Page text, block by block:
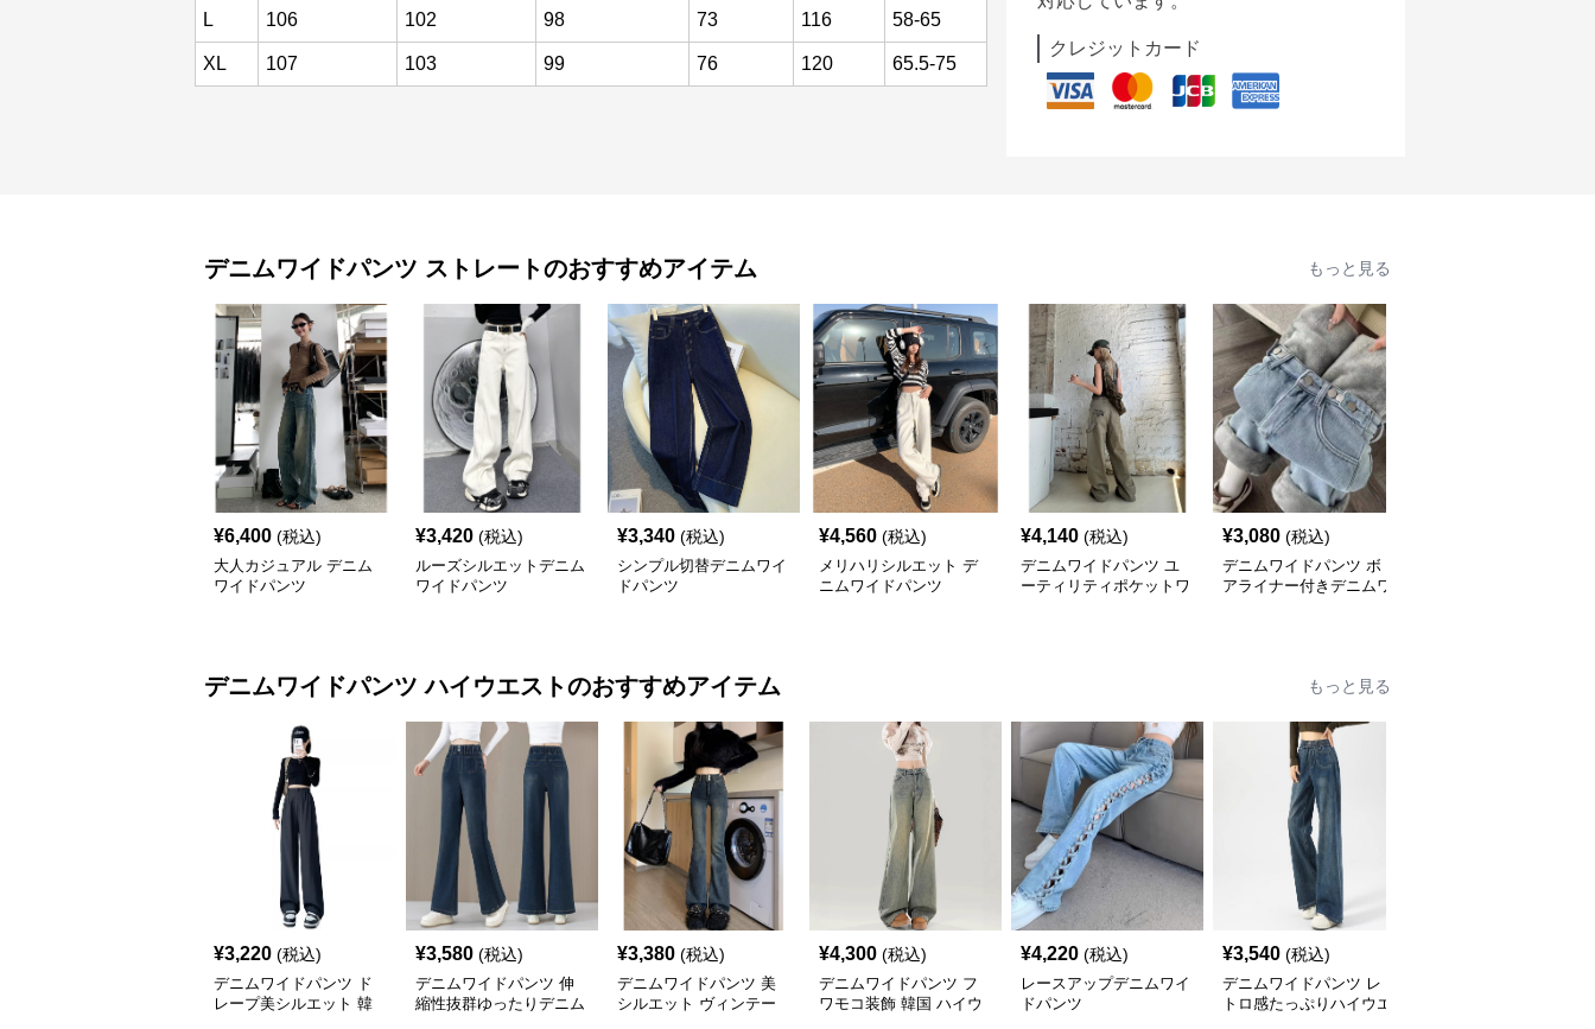
L 106 102 98 73 116 58-65
XL 107 103 99 76 120 65.5-75
クレジットカード
デニムワイドパンツ ストレートのおすすめアイテム もっと見る
¥6,400 (税込)
大人カジュアル デニム
ワイドパンツ
¥3,420 (税込)
ルーズシルエットデニム
ワイドパンツ
¥3,340 (税込)
シンプル切替デニムワイ
ドパンツ
¥4,560 (税込)
メリハリシルエット デ
ニムワイドパンツ
¥4,140 (税込)
デニムワイドパンツ ユ
ーティリティポケットワ
¥3,080 (税込)
デニムワイドパンツ ボ
アライナー付きデニムワ
デニムワイドパンツ ハイウエストのおすすめアイテム もっと見る
¥3,220 (税込)
デニムワイドパンツ ド
レープ美シルエット 韓
¥3,580 (税込)
デニムワイドパンツ 伸
縮性抜群ゆったりデニム
¥3,380 (税込)
デニムワイドパンツ 美
シルエット ヴィンテー
¥4,300 (税込)
デニムワイドパンツ フ
ワモコ装飾 韓国 ハイウ
¥4,220 (税込)
レースアップデニムワイ
ドパンツ
¥3,540 (税込)
デニムワイドパンツ レ
トロ感たっぷりハイウエ